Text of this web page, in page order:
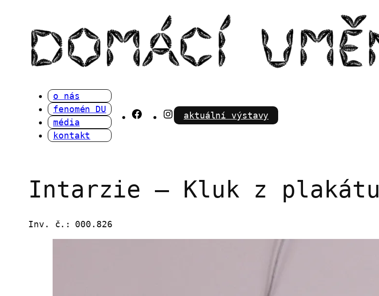
o nás
fenomén DU
média
kontakt
FacebookInstagram
aktuální výstavy
Intarzie – Kluk z plakátu
Inv. č.: 000.826